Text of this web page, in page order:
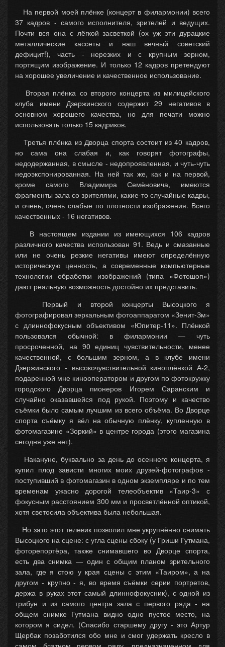
На первой моей плёнке (концерт в филармонии) всего
37 кадров - самого исполнителя, зрителей и ведущих.
Почти вся она с лёгкой засветкой (ох уж эти дурацкие
металлические кассеты и наш вечный советский
дефицит!), часть - нерезких и с крупным зерном,
портящим изображение. И только 12 кадров претендуют
на хорошее увеличение и качественное использование.
Вторая плёнка со второго концерта из милицейского
клуба имени Дзержинского содержит 29 негативов в
основном хорошего качества, но для печати можно
использовать только 15 кадриков.
Третья плёнка из Дворца спорта состоит из 40 кадров,
но сама она слабая и, как говорят фотографы,
недодержанная, в смысле - недопроявленная, и чуть-чуть
недоэкспонированная. На ней так же, как и на первой,
кроме самого Владимира Семёновича, имеются
фрагменты зала со зрителями, какие-то случайные кадры,
и очень, очень слабые по плотности изображения. Всего
качественных - 16 негативов.
В настоящем издании из имеющихся 106 кадров
различного качества использован 91. Ведь и смазанные
или не очень резкие негативы имеют определённую
историческую ценность, а современные компьютерные
технологии обработки изображений (типа «Фотошоп»)
дают реальную возможность достойно их представить.
Первый и второй концерты Высоцкого я
фотографировал зеркальным фотоаппаратом «Зенит-Зм»
с длиннофокусным объективом «Юпитер-11». Плёнкой
пользовался обычной: в филармонии — чуть
просроченной, на 90 единиц чувствительности, менее
качественной, с большим зерном, а в клубе имени
Дзержинского - высокочувствительной киноплёнкой А-2,
подаренной мне кинооператором и другом по фотокружку
городского Дворца пионеров Игорем Саранским и
случайно оказавшейся под рукой. Поэтому и качество
съёмки было самым лучшим из всего объёма. Во Дворце
спорта съёмку я вёл на обычную плёнку, купленную в
фотомагазине «Зоркий» в центре города (этого магазина
сегодня уже нет).
Накануне, буквально за день до осеннего концерта, я
купил плод зависти многих моих друзей-фотографов -
поступивший в фотомагазин в одном экземпляре и по тем
временам ужасно дорогой телеобъектив «Таир-3» с
фокусным расстоянием 300 мм и просветлённой оптикой,
хотя светосила объектива была небольшая.
Но зато этот телевик позволил мне укрупнённо снимать
Высоцкого на сцене: с угла сцены сбоку (у Гриши Гутмана,
фоторепортёра, также снимавшего во Дворце спорта,
есть два снимка — один с общим планом зрительного
зала, где я стою у края сцены с этим «Таиром», а на
другом - крупно - я, во время съёмки серии портретов,
держа в руках этот самый длиннофокусник), с одной из
трибун и из самого центра зала с первого ряда - на
общем снимке Гутмана видно одно пустое место, на
котором я сидел. (Спасибо старшему другу - это Артур
Щербак позаботился обо мне и смог удержать кресло в